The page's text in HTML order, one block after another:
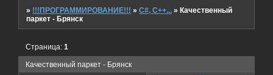
» !!!ПРОГРАММИРОВАНИЕ!!! »C#, C++... »Качественный
паркет - Брянск
Качественный паркет - Брянск
Страница:1